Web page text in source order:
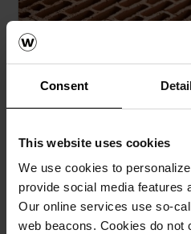
Consent
This website uses cookies
We use cookies to
provide social media features
Our online services use so-
web beacons. Cookies do not
Jedyny oryginalny,
Porotherm
Więcej »